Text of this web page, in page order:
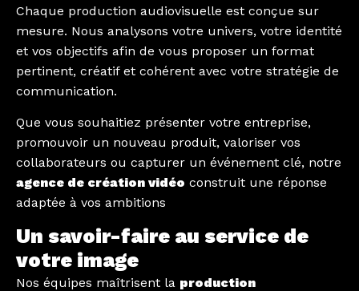
Chaque production audiovisuelle est conçue sur
mesure. Nous analysons votre univers, votre identité
et vos objectifs afin de vous proposer un format
pertinent, créatif et cohérent avec votre stratégie de
communication.
Que vous souhaitiez présenter votre entreprise,
promouvoir un nouveau produit, valoriser vos
collaborateurs ou capturer un événement clé, notre
agence de création vidéo construit une réponse
adaptée à vos ambitions
Un savoir-faire au service de
votre image
Nos équipes maîtrisent la production